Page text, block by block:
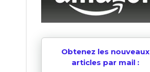
Obtenez les nouveaux
articles par mail :